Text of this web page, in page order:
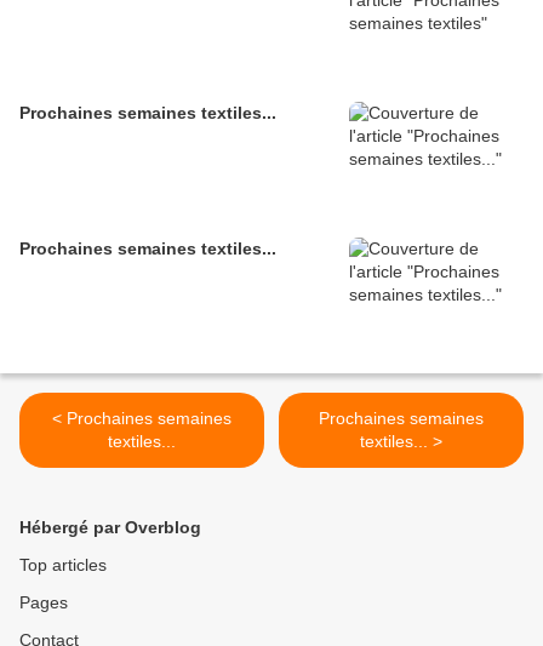
Prochaines semaines textiles...
Prochaines semaines textiles...
< Prochaines semaines
textiles...
Prochaines semaines
textiles... >
Hébergé par Overblog
Top articles
Pages
Contact